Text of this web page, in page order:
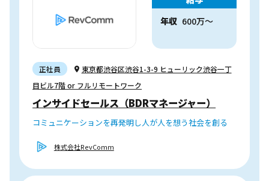
年収 600万〜
正社員
東京都渋谷区渋谷1-3-9 ヒューリック渋谷一丁
目ビル7階 or フルリモートワーク
インサイドセールス（BDRマネージャー）
コミュニケーションを再発明し人が人を想う社会を創る
株式会社RevComm